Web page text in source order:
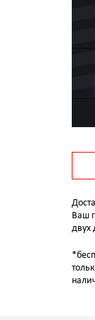
Ваш
двух